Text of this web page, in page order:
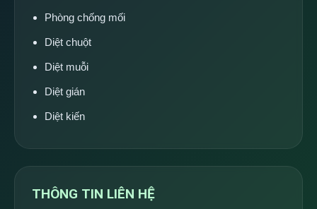
Phòng chống mối
Diệt chuột
Diệt muỗi
Diệt gián
Diệt kiến
THÔNG TIN LIÊN HỆ